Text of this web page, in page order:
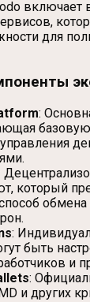
включает
для
:
который
обмена
:
быть
и
:
и других